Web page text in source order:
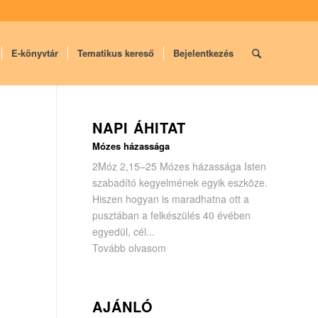
E-könyvtár Tematikus kereső Bejelentkezés
NAPI ÁHITAT
Mózes házassága
2Móz 2,15–25 Mózes házassága Isten
szabadító kegyelmének egyik eszköze.
Hiszen hogyan is maradhatna ott a
pusztában a felkészülés 40 évében
egyedül, cél...
Tovább olvasom
AJÁNLÓ